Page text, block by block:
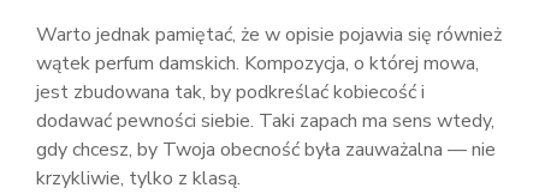
Warto jednak pamiętać, że w opisie pojawia się również
wątek perfum damskich. Kompozycja, o której mowa,
jest zbudowana tak, by podkreślać kobiecość i
dodawać pewności siebie. Taki zapach ma sens wtedy,
gdy chcesz, by Twoja obecność była zauważalna — nie
krzykliwie, tylko z klasą.